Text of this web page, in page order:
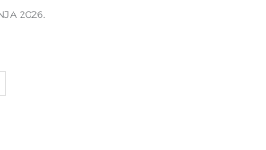
2026.